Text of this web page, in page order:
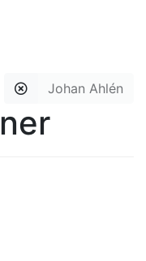
Johan Ahlén